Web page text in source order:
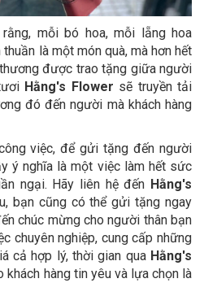
mỗi bó hoa, mỗi lẵng hoa
là một món quà, mà hơn hết
được trao tặng giữa người
Hằng's Flower sẽ truyền tải
đó đến người mà khách hàng
việc, để gửi tặng đến người
ý nghĩa là một việc làm hết sức
ngại. Hãy liên hệ đến Hằng's
bạn cũng có thể gửi tặng ngay
chúc mừng cho người thân bạn
chuyên nghiệp, cung cấp những
cả hợp lý, thời gian qua Hằng's
hàng tin yêu và lựa chọn là